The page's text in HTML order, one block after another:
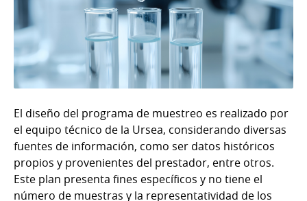
El diseño del programa de muestreo es realizado por
el equipo técnico de la Ursea, considerando diversas
fuentes de información, como ser datos históricos
propios y provenientes del prestador, entre otros.
Este plan presenta fines específicos y no tiene el
número de muestras y la representatividad de los